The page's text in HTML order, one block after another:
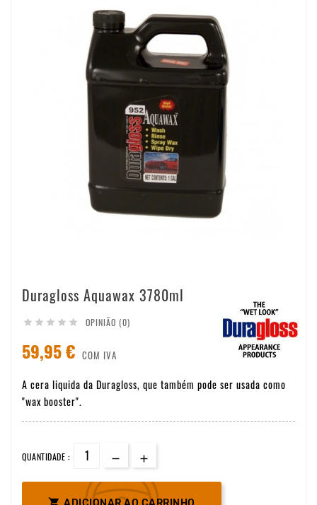
Duragloss Aquawax 3780ml
     OPINIÃO (0)
59,95 € COM IVA
A cera liquida da Duragloss, que também pode ser usada como
"wax booster".
QUANTIDADE :
